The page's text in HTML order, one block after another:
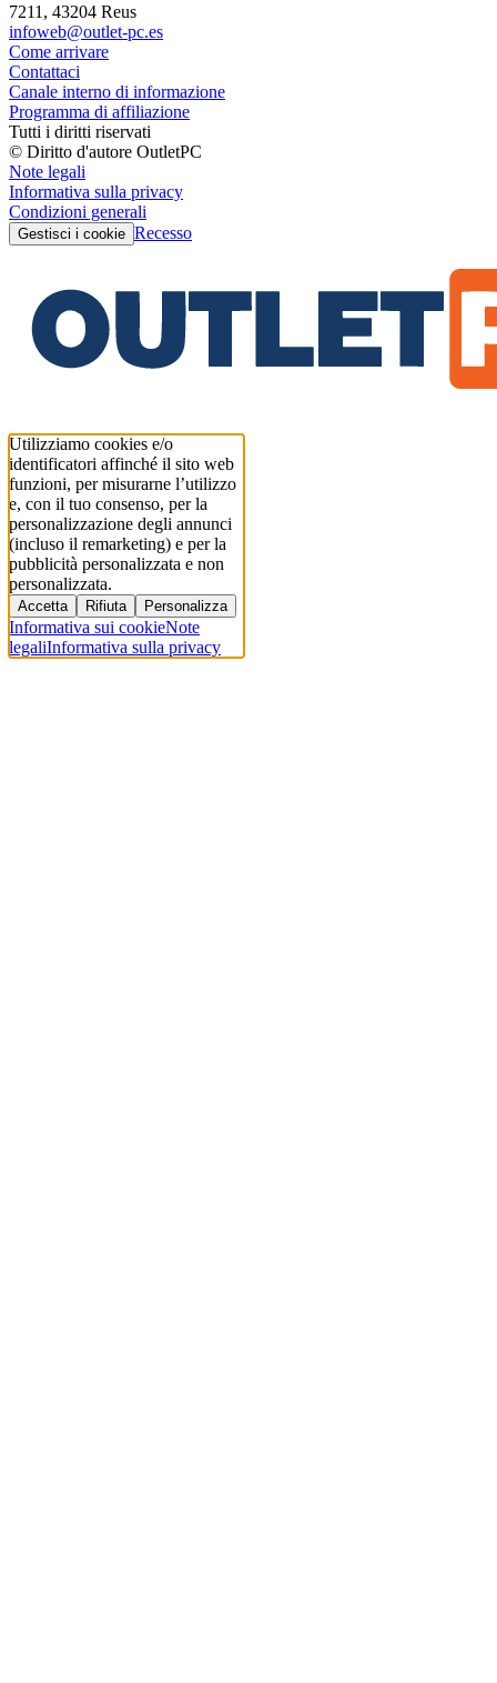
7211, 43204 Reus
infoweb@outlet-pc.es
Come arrivare
Contattaci
Canale interno di informazione
Programma di affiliazione
Tutti i diritti riservati
© Diritto d'autore OutletPC
Note legali
Informativa sulla privacy
Condizioni generali
Gestisci i cookie Recesso
Utilizziamo cookies e/o
identificatori affinché il sito web
funzioni, per misurarne l’utilizzo
e, con il tuo consenso, per la
personalizzazione degli annunci
(incluso il remarketing) e per la
pubblicità personalizzata e non
personalizzata.
Accetta Rifiuta Personalizza
Informativa sui cookieNote
legaliInformativa sulla privacy